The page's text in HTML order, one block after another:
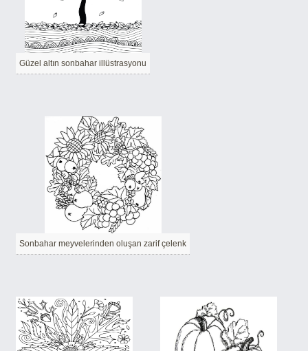
Güzel altın sonbahar illüstrasyonu
Sonbahar meyvelerinden oluşan zarif çelenk